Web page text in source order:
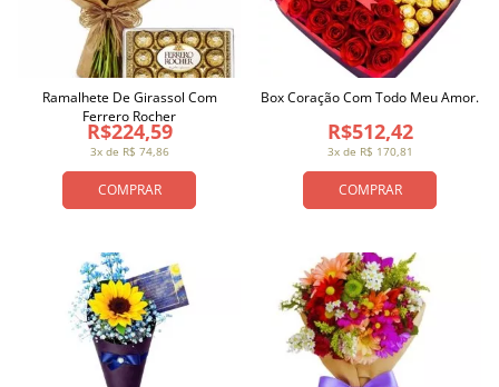
COMPRAR
3x de R$ 74,86
R$224,59
Ramalhete De Girassol Com
Ferrero Rocher
COMPRAR
3x de R$ 170,81
R$512,42
Box Coração Com Todo Meu Amor.